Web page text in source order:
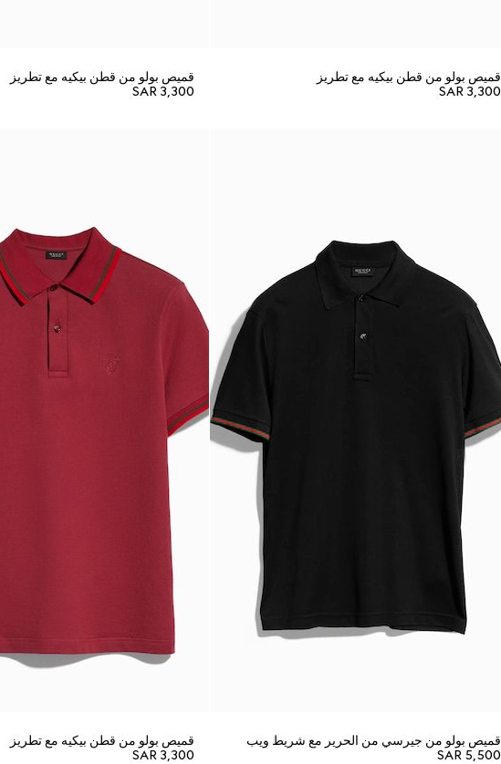
قميص بولو من قطن بيكيه مع تطريز
SAR 3,300
قميص بولو من قطن بيكيه مع تطريز
SAR 3,300
قميص بولو من جيرسي من الحرير مع شريط ويب
SAR 5,500
قميص بولو من قطن بيكيه مع تطريز
SAR 3,300